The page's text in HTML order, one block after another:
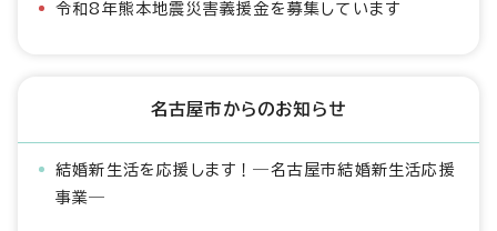
令和8年熊本地震災害義援金を募集しています
名古屋市からのお知らせ
結婚新生活を応援します！―名古屋市結婚新生活応援
事業―